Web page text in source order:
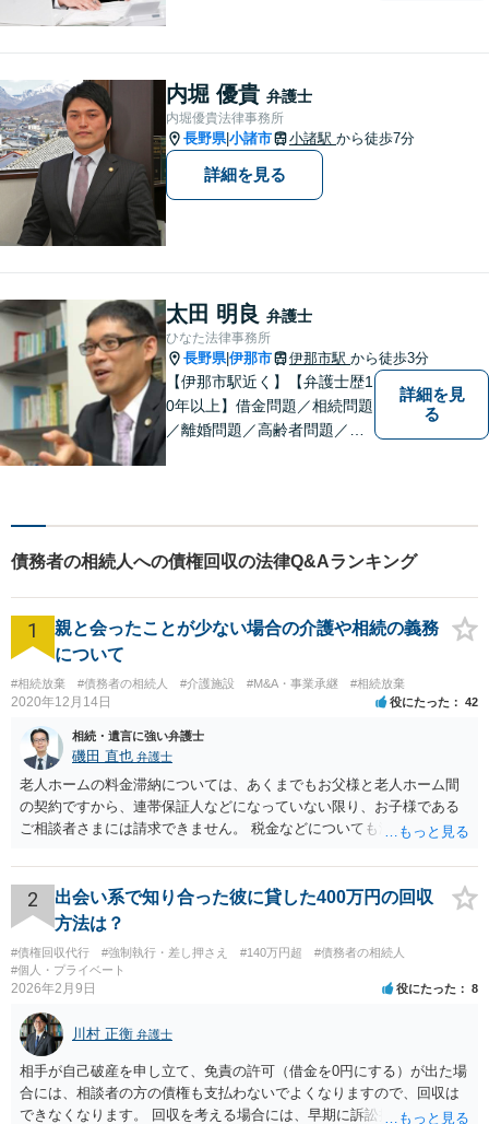
方は是非ご相談ください。迅
速に対応いたします。
内堀 優貴 弁護士
内堀優貴法律事務所
長野県|小諸市 小諸駅 から徒歩7分
詳細を見る
太田 明良 弁護士
ひなた法律事務所
長野県|伊那市 伊那市駅 から徒歩3分
【伊那市駅近く】【弁護士歴1
0年以上】借金問題／相続問題
／離婚問題／高齢者問題／相
根ざした弁護士】もし何かお
困りな事がございましたらお
気軽にご相談ください。
詳細を見
る
債務者の相続人への債権回収の法律Q&Aランキング
1
親と会ったことが少ない場合の介護や相続の義務
について
#相続放棄 #債務者の相続人 #介護施設 #M&A・事業承継 #相続放棄
2020年12月14日 役にたった 42
相続・遺言に強い弁護士
磯田 直也 弁護士
老人ホームの料金滞納については、あくまでもお父様と老人ホーム間
の契約ですから、連帯保証人などになっていない限り、お子様である
ご相談者さまには請求できません。 税金などについても滞納している
護受給の際に扶養できないかという連絡が役所から来ますが、できな
い旨回答すればそれまでです。 相続が開始した場合については先述の
通りです。 民法上の扶養義務はご相談者さまがお考えのほど強いもの
ではありません。 あくまでも、余力の範囲で認められるものです。 親
の介護は子供がみるという民法の条文はありません。 また、親に対す
る扶養義務は配偶者や子に対する扶養義務に比べて弱いものです。 生
養義務の順位を下げる一つの理由になります。
2
出会い系で知り合った彼に貸した400万円の回収
方法は？
#債権回収代行 #強制執行・差し押さえ #140万円超
#債務者の相続人
#個人・プライベート
2026年2月9日 役にたった 8
川村 正衡 弁護士
相手が自己破産を申し立て、免責の許可（借金を0円にする）が出た場
合には、相談者の方の債権も支払わないでよくなりますので、回収は
できなくなります。 回収を考える場合には、早期に訴訟提起などを進